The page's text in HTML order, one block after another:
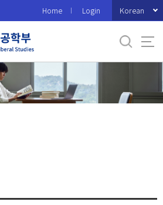
Home Login Korean